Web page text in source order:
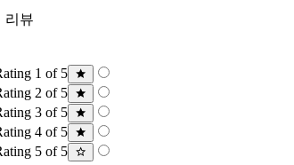
리뷰
1 of 5
2 of 5
3 of 5
4 of 5
5 of 5